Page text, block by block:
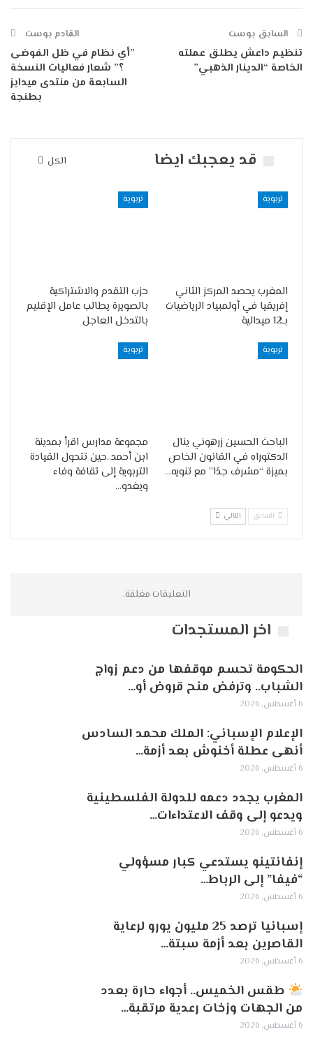
السابق بوست
تنظيم داعش يطلق عملته
الخاصة “الدينار الذهبي”
القادم بوست
”أي نظام في ظل الفوضى
؟” شعار فعاليات النسخة
السابعة من منتدى ميدايز
بطنجة
الكل قد يعجبك ايضا
تربوية
المغرب يحصد المركز الثاني
إفريقيا في أولمبياد الرياضيات
بـ12 ميدالية
تربوية
حزب التقدم والاشتراكية
بالصويرة يطالب عامل الإقليم
بالتدخل العاجل
تربوية
الباحث الحسين زرهوني ينال
الدكتوراه في القانون الخاص
بميزة “مشرف جدًا” مع تنويه…
تربوية
مجموعة مدارس اقرأ بمدينة
ابن أحمد..حين تتحول القيادة
التربوية إلى ثقافة وفاء
ويغدو…
السابق التالي
التعليقات مغلقة.
اخر المستجدات
الحكومة تحسم موقفها من دعم زواج
الشباب.. وترفض منح قروض أو…
6 أغسطس, 2026
الإعلام الإسباني: الملك محمد السادس
أنهى عطلة أخنوش بعد أزمة…
6 أغسطس, 2026
المغرب يجدد دعمه للدولة الفلسطينية
ويدعو إلى وقف الاعتداءات…
6 أغسطس, 2026
إنفانتينو يستدعي كبار مسؤولي
“فيفا” إلى الرباط…
6 أغسطس, 2026
إسبانيا ترصد 25 مليون يورو لرعاية
القاصرين بعد أزمة سبتة…
6 أغسطس, 2026
طقس الخميس.. أجواء حارة بعدد
من الجهات وزخات رعدية مرتقبة…
6 أغسطس, 2026